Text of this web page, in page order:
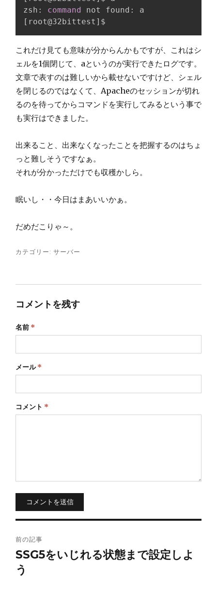
zsh: command
[ root@32bittest ] $
これだけ見ても意味が分からんかもですが、これはシ
ェルを1個閉じて、aというのが実行できたログです。
文章で表すのは難しいから載せないですけど、シェル
を閉じるのではなくて、Apacheのセッションが切れ
るのを待ってからコマンドを実行してみるという事で
も実行はできました。
出来ること、出来なくなったことを把握するのはちょ
っと難しそうですなぁ。
それが分かっただけでも収穫かしら。
眠いし・・今日はまあいいかぁ。
だめだこりゃ～。
カテゴリー:サーバー
コメントを残す
名前 *
メール*
コメント *
コメントを送信
稿
ナ
前の記事
SSG5をいじれる状態まで設定しよ
う